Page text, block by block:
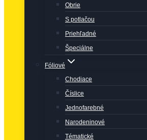
Obrie
S potlačou
Priehľadné
Špeciálne
Fóliové
Chodiace
Číslice
Jednofarebné
Narodeninové
Tématické